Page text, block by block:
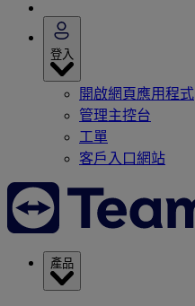
登入
開啟網頁應用程式
管理主控台
工單
客戶入口網站
產品